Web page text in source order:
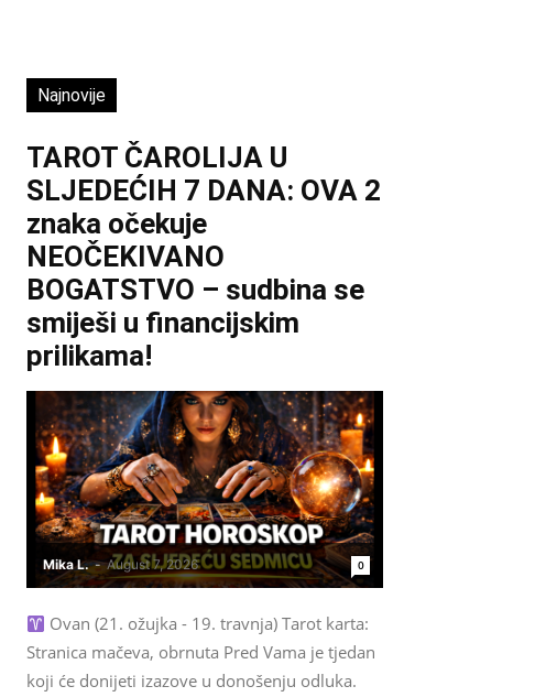
Najnovije
TAROT ČAROLIJA U
SLJEDEĆIH 7 DANA: OVA 2
znaka očekuje
NEOČEKIVANO
BOGATSTVO – sudbina se
smiješi u financijskim
prilikama!
Mika L. - August 7, 2026 0
Ovan (21. ožujka - 19. travnja) Tarot karta:
Stranica mačeva, obrnuta Pred Vama je tjedan
koji će donijeti izazove u donošenju odluka.